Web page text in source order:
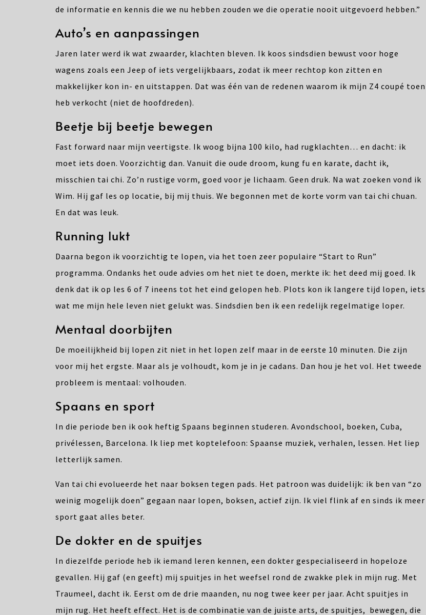
de informatie en kennis die we nu hebben zouden we die operatie nooit uitgevoerd hebben.”
Auto’s en aanpassingen
Jaren later werd ik wat zwaarder, klachten bleven. Ik koos sindsdien bewust voor hoge
wagens zoals een Jeep of iets vergelijkbaars, zodat ik meer rechtop kon zitten en
makkelijker kon in- en uitstappen. Dat was één van de redenen waarom ik mijn Z4 coupé toen
heb verkocht (niet de hoofdreden).
Beetje bij beetje bewegen
Fast forward naar mijn veertigste. Ik woog bijna 100 kilo, had rugklachten… en dacht: ik
moet iets doen. Voorzichtig dan. Vanuit die oude droom, kung fu en karate, dacht ik,
misschien tai chi. Zo’n rustige vorm, goed voor je lichaam. Geen druk. Na wat zoeken vond ik
Wim. Hij gaf les op locatie, bij mij thuis. We begonnen met de korte vorm van tai chi chuan.
En dat was leuk.
Running lukt
Daarna begon ik voorzichtig te lopen, via het toen zeer populaire “Start to Run”
programma. Ondanks het oude advies om het niet te doen, merkte ik: het deed mij goed. Ik
denk dat ik op les 6 of 7 ineens tot het eind gelopen heb. Plots kon ik langere tijd lopen, iets
wat me mijn hele leven niet gelukt was. Sindsdien ben ik een redelijk regelmatige loper.
Mentaal doorbijten
De moeilijkheid bij lopen zit niet in het lopen zelf maar in de eerste 10 minuten. Die zijn
voor mij het ergste. Maar als je volhoudt, kom je in je cadans. Dan hou je het vol. Het tweede
probleem is mentaal: volhouden.
Spaans en sport
In die periode ben ik ook heftig Spaans beginnen studeren. Avondschool, boeken, Cuba,
privélessen, Barcelona. Ik liep met koptelefoon: Spaanse muziek, verhalen, lessen. Het liep
letterlijk samen.
Van tai chi evolueerde het naar boksen tegen pads. Het patroon was duidelijk: ik ben van “zo
weinig mogelijk doen” gegaan naar lopen, boksen, actief zijn. Ik viel flink af en sinds ik meer
sport gaat alles beter.
De dokter en de spuitjes
In diezelfde periode heb ik iemand leren kennen, een dokter gespecialiseerd in hopeloze
gevallen. Hij gaf (en geeft) mij spuitjes in het weefsel rond de zwakke plek in mijn rug. Met
Traumeel, dacht ik. Eerst om de drie maanden, nu nog twee keer per jaar. Acht spuitjes in
mijn rug. Het heeft effect. Het is de combinatie van de juiste arts, de spuitjes, bewegen, die